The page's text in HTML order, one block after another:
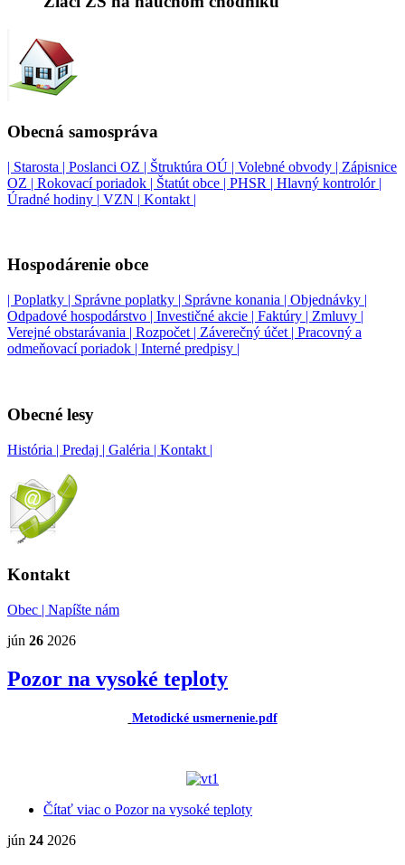
Obecná samospráva
| Starosta | Poslanci OZ | Štruktúra OÚ | Volebné obvody | Zápisnice
OZ | Rokovací poriadok | Štatút obce | PHSR | Hlavný kontrolór |
Úradné hodiny | VZN | Kontakt |
Hospodárenie obce
| Poplatky | Správne poplatky | Správne konania | Objednávky |
Odpadové hospodárstvo | Investičné akcie | Faktúry | Zmluvy |
Verejné obstarávania | Rozpočet | Záverečný účet | Pracovný a
odmeňovací poriadok | Interné predpisy |
Obecné lesy
História | Predaj | Galéria | Kontakt |
Kontakt
Obec | Napíšte nám
jún 26 2026
Pozor na vysoké teploty
Metodické usmernenie.pdf
Čítať viac o Pozor na vysoké teploty
jún 24 2026